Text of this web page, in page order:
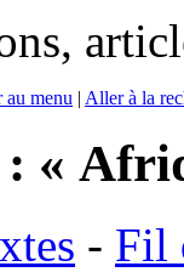
au menu | Aller à la
«
- Fil